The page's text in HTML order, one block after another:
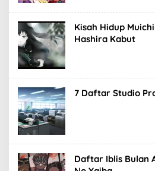
Kisah Hidup
Hashira Kabut
7 Daftar Studio
Daftar Iblis Bulan